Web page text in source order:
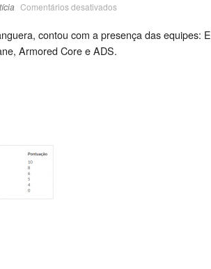
Comentários desativados
contou com a presença das equipes:
Armored Core e ADS.